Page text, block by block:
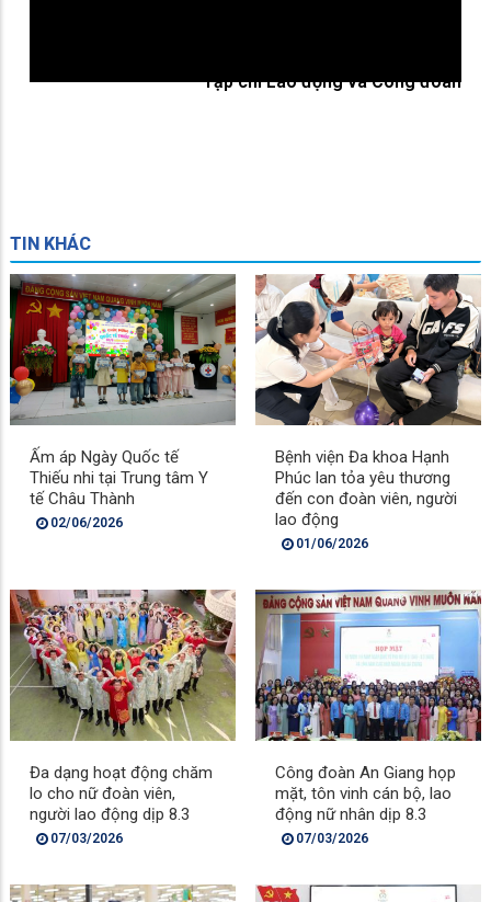
Tạp chí Lao động và Công đoàn
TIN KHÁC
Ấm áp Ngày Quốc tế
Thiếu nhi tại Trung tâm Y
tế Châu Thành
02/06/2026
Bệnh viện Đa khoa Hạnh
Phúc lan tỏa yêu thương
đến con đoàn viên, người
lao động
01/06/2026
Đa dạng hoạt động chăm
lo cho nữ đoàn viên,
người lao động dịp 8.3
07/03/2026
Công đoàn An Giang họp
mặt, tôn vinh cán bộ, lao
động nữ nhân dịp 8.3
07/03/2026